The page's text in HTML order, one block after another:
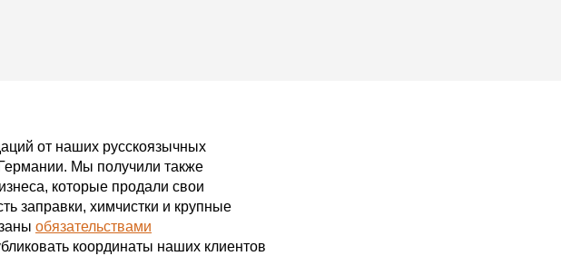
от наших русскоязычных
Мы получили также
которые продали свои
заправки, химчистки и крупные
обязательствами
координаты наших клиентов